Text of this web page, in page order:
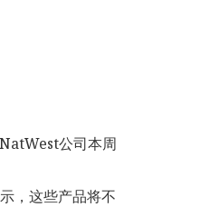
公司本周
，这些产品将不